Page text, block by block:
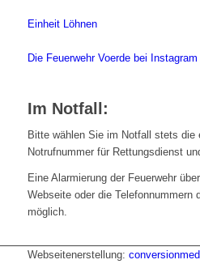
Einheit Löhnen
Die Feuerwehr Voerde bei Instagram
Im Notfall:
Bitte wählen Sie im Notfall stets die
Notrufnummer für Rettungsdienst
Eine Alarmierung der Feuerwehr
Webseite oder die Telefonnummern
möglich.
Webseitenerstellung: